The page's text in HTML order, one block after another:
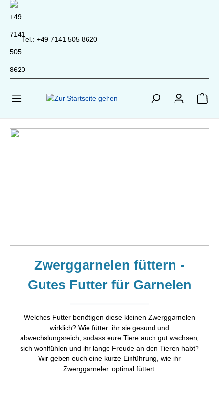
springen
Tel.: +49 7141 505 8620
Zwerggarnelen füttern -
Gutes Futter für Garnelen
Welches Futter benötigen diese kleinen Zwerggarnelen
wirklich? Wie füttert ihr sie gesund und
abwechslungsreich, sodass eure Tiere auch gut wachsen,
sich wohlfühlen und ihr lange Freude an den Tieren habt?
Wir geben euch eine kurze Einführung, wie ihr
Zwerggarnelen optimal füttert.